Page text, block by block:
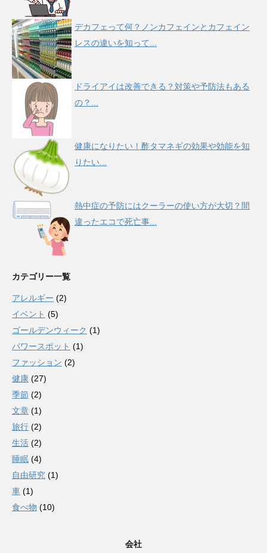
デカフェって何？ノンカフェインとカフェイン
レスの違いを知って...
ドライアイは改善できる？対策や予防法もある
の？...
健康になりたい！酢タマネギの効果や効能を知
りたい...
熱中症の予防にはクーラーの使い方が大切？間
違ったエコで死亡事...
カテゴリー一覧
アレルギー (2)
イベント (5)
ゴールデンウィーク (1)
パワースポット (1)
ファッション (2)
健康 (27)
季節 (2)
文章 (1)
旅行 (2)
生活 (2)
睡眠 (4)
自由研究 (1)
車 (1)
食べ物 (10)
会社